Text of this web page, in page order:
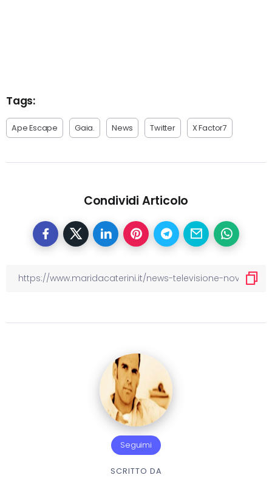
Tags:
Ape Escape Gaia. News Twitter X Factor7
Condividi Articolo
Seguimi
SCRITTO DA